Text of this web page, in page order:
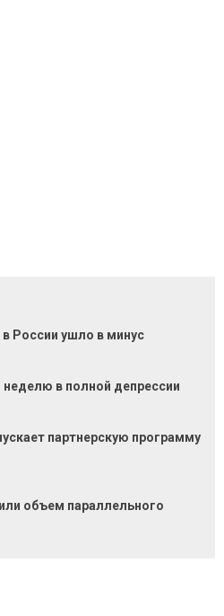
России ушло в минус
неделю в полной депрессии
партнерскую программу
объем параллельного